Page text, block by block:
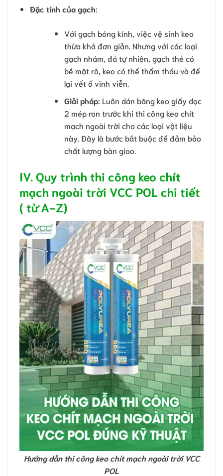
Đặc tính của gạch:
Với gạch bóng kính, việc vệ sinh keo
thừa khá đơn giản. Nhưng với các loại
gạch nhám, đá tự nhiên, gạch thẻ có
bề mặt rỗ, keo có thể thẩm thấu và để
lại vết ố vĩnh viễn.
Giải pháp: Luôn dán băng keo giấy dọc
2 mép ron trước khi thi công keo chít
mạch ngoài trời cho các loại vật liệu
này. Đây là bước bắt buộc để đảm bảo
chất lượng bàn giao.
IV. Quy trình thi công keo chít
mạch ngoài trời VCC POL chi tiết
( từ A-Z)
Hướng dẫn thi công keo chít mạch ngoài trời VCC
POL